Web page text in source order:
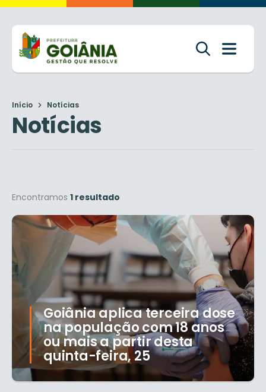
Início Notícias
Notícias
Encontramos 1 resultado
Goiânia aplica terceira dose
na população com 18 anos
ou mais a partir desta
quinta-feira, 25